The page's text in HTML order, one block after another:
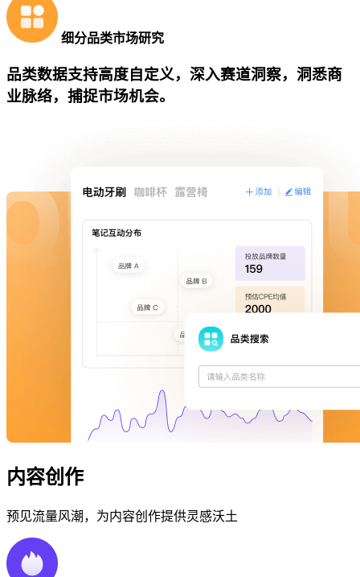
细分品类市场研究
品类数据支持高度自定义，深入赛道洞察，洞悉商
业脉络，捕捉市场机会。
内容创作
预见流量风潮，为内容创作提供灵感沃土